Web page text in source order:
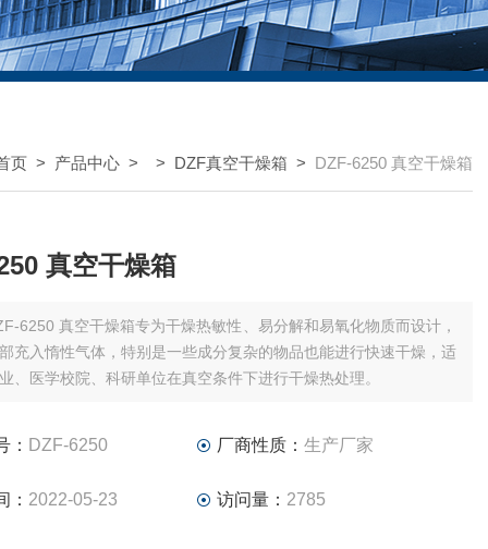
页 > 产品中心 > > DZF真空干燥箱 > DZF-6250 真空干燥箱
真空干燥箱
6250 真空干燥箱专为干燥热敏性、易分解和易氧化物质而设计，
充入惰性气体，特别是一些成分复杂的物品也能进行快速干燥，适
、医学校院、科研单位在真空条件下进行干燥热处理。
： DZF-6250 厂商性质： 生产厂家
： 2022-05-23 访问量： 2785